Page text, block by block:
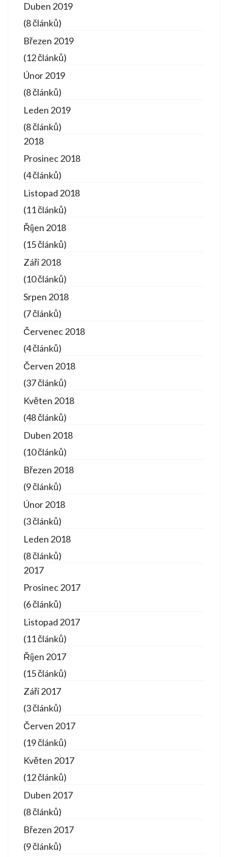
Duben 2019
(8 článků)
Březen 2019
(12 článků)
Únor 2019
(8 článků)
Leden 2019
(8 článků)
2018
Prosinec 2018
(4 článků)
Listopad 2018
(11 článků)
Říjen 2018
(15 článků)
Září 2018
(10 článků)
Srpen 2018
(7 článků)
Červenec 2018
(4 článků)
Červen 2018
(37 článků)
Květen 2018
(48 článků)
Duben 2018
(10 článků)
Březen 2018
(9 článků)
Únor 2018
(3 článků)
Leden 2018
(8 článků)
2017
Prosinec 2017
(6 článků)
Listopad 2017
(11 článků)
Říjen 2017
(15 článků)
Září 2017
(3 článků)
Červen 2017
(19 článků)
Květen 2017
(12 článků)
Duben 2017
(8 článků)
Březen 2017
(9 článků)